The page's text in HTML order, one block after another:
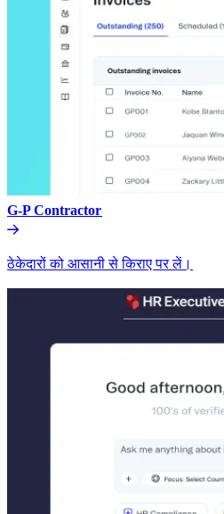
G-P Contractor​​
ठेकेदारों को आसानी से किराए पर लें।​​